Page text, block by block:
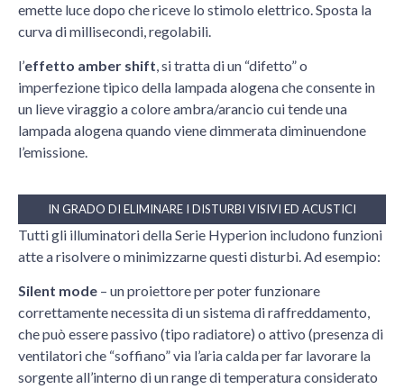
emette luce dopo che riceve lo stimolo elettrico. Sposta la
curva di millisecondi, regolabili.
l’effetto amber shift,si tratta di un “difetto” o
imperfezione tipico della lampada alogena che consente in
un lieve viraggio a colore ambra/arancio cui tende una
lampada alogena quando viene dimmerata diminuendone
l’emissione.
IN GRADO DI ELIMINARE I DISTURBI VISIVI ED ACUSTICI
Tutti gli illuminatori della Serie Hyperion includono funzioni
atte a risolvere o minimizzarne questi disturbi. Ad esempio:
Silent mode – un proiettore per poter funzionare
correttamente necessita di un sistema di raffreddamento,
che può essere passivo (tipo radiatore) o attivo (presenza di
ventilatori che “soffiano” via l’aria calda per far lavorare la
sorgente all’interno di un range di temperatura considerato